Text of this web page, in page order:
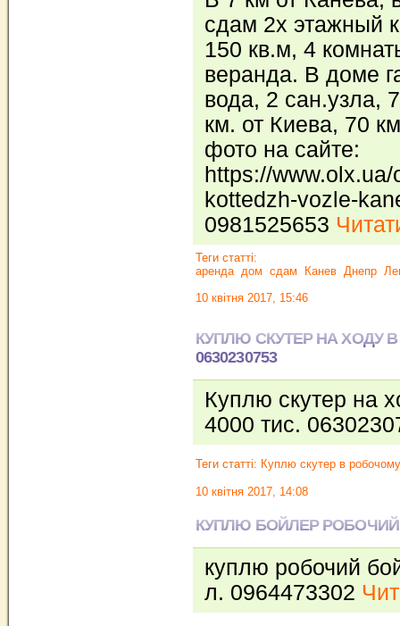
сдам 2х этажный
150 кв.м, 4
веранда. В доме
вода, 2 сан.узла,
км. от Киева, 70
фото на сайте:
https://
kottedzh-vozle-
0981525653
Теги статті:
аренда дом сдам Канев Днепр
10 квітня 2017, 15:46
КУПЛЮ СКУТЕР НА ХОДУ В
0630230753
Куплю скутер на
4000 тис.
Теги статті: Куплю скутер в робочому
10 квітня 2017, 14:08
КУПЛЮ БОЙЛЕР РОБОЧИЙ
куплю робочий
л. 0964473302